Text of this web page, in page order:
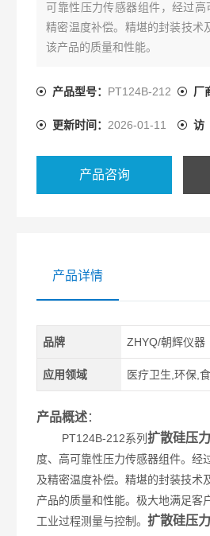
可靠性压力传感器组件，经过高
精密温度补偿。精堪的封装技术
该产品的质量和性能。
产品型号： PT124B-212 厂
更新时间： 2026-01-11 访
产品咨询
产品详情
品牌 ZHYQ/朝辉仪器
应用领域 医疗卫生,环保,
产品概述：
PT124B-212系列扩散硅压
度、高可靠性压力传感器组件。经
及精密温度补偿。精堪的封装技术
产品的质量和性能。极大地满足客
工业过程测量与控制。扩散硅压